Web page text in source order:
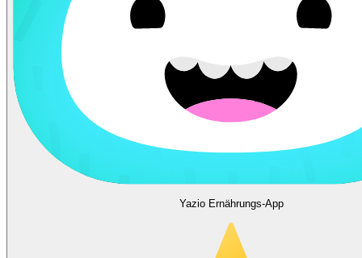
Yazio Ernährungs-App